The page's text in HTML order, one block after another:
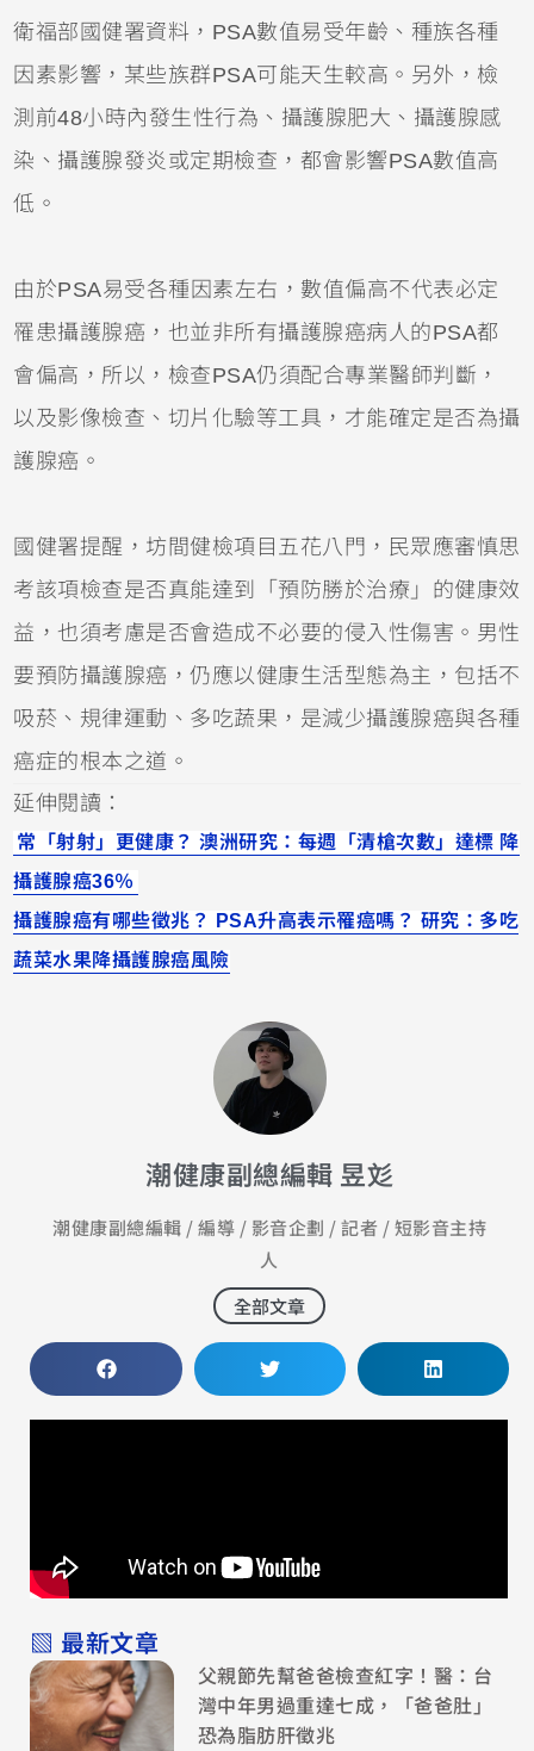
衛福部國健署資料，PSA數值易受年齡、種族各種
因素影響，某些族群PSA可能天生較高。另外，檢
測前48小時內發生性行為、攝護腺肥大、攝護腺感
染、攝護腺發炎或定期檢查，都會影響PSA數值高
低。
由於PSA易受各種因素左右，數值偏高不代表必定
罹患攝護腺癌，也並非所有攝護腺癌病人的PSA都
會偏高，所以，檢查PSA仍須配合專業醫師判斷，
以及影像檢查、切片化驗等工具，才能確定是否為攝
護腺癌。
國健署提醒，坊間健檢項目五花八門，民眾應審慎思
考該項檢查是否真能達到「預防勝於治療」的健康效
益，也須考慮是否會造成不必要的侵入性傷害。男性
要預防攝護腺癌，仍應以健康生活型態為主，包括不
吸菸、規律運動、多吃蔬果，是減少攝護腺癌與各種
癌症的根本之道。
延伸閱讀：
常「射射」更健康？ 澳洲研究：每週「清槍次數」達標 降
攝護腺癌36％
攝護腺癌有哪些徵兆？ PSA升高表示罹癌嗎？ 研究：多吃
蔬菜水果降攝護腺癌風險
潮健康副總編輯 昱彣
潮健康副總編輯 / 編導 / 影音企劃 / 記者 / 短影音主持
人
全部文章
▧ 最新文章
父親節先幫爸爸檢查紅字！醫：台
灣中年男過重達七成，「爸爸肚」
恐為脂肪肝徵兆